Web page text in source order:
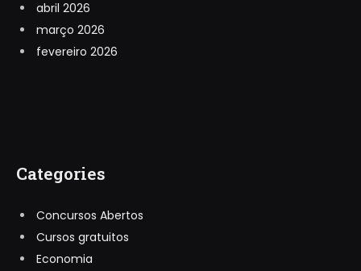
abril 2026
março 2026
fevereiro 2026
Categories
Concursos Abertos
Cursos gratuitos
Economia